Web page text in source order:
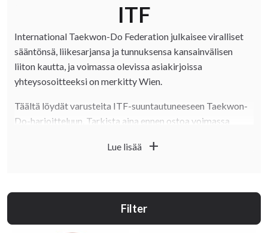
ITF
International Taekwon-Do Federation julkaisee viralliset
sääntönsä, liikesarjansa ja tunnuksensa kansainvälisen
liiton kautta, ja voimassa olevissa asiakirjoissa
yhteysosoitteeksi on merkitty Wien.
Täältä löydät varusteita ITF-suuntautuneeseen Taekwon-
Do-harjoitteluun. Tarkista aina ennen ostoa voimassa
Lue lisää add
Filter